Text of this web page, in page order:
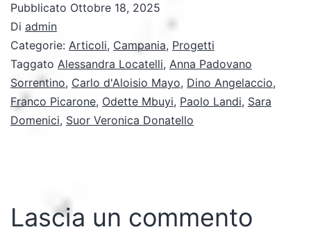
Pubblicato Ottobre 18, 2025
Di admin
Categorie: Articoli, Campania, Progetti
Taggato Alessandra Locatelli, Anna Padovano
Sorrentino, Carlo d'Aloisio Mayo, Dino Angelaccio,
Franco Picarone, Odette Mbuyi, Paolo Landi, Sara
Domenici, Suor Veronica Donatello
Lascia un commento